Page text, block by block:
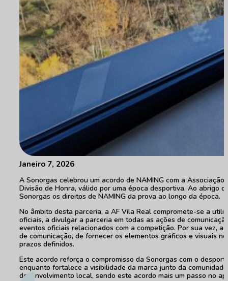
Janeiro 7, 2026
A Sonorgas celebrou um acordo de NAMING com a
Divisão de Honra, válido por uma época desportiva. Ao abrigo
Sonorgas os direitos de NAMING da prova ao longo da época.
No âmbito desta parceria, a AF Vila Real compromete-se a
oficiais, a divulgar a parceria em todas as ações de
eventos oficiais relacionados com a competição. Por sua vez,
de comunicação, de fornecer os elementos gráficos e visuais
prazos definidos.
Este acordo reforça o compromisso da Sonorgas com o
enquanto fortalece a visibilidade da marca junto da
desenvolvimento local, sendo este acordo mais um passo no